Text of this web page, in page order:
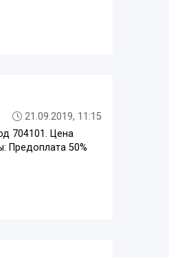
21.09.2019, 11:15
704101. Цена
Предоплата 50%